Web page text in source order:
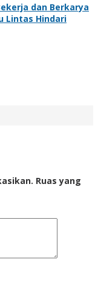
dan Berkarya
Lintas Hindari
Ruas yang